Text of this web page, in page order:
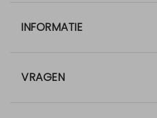
INFORMATIE
VRAGEN